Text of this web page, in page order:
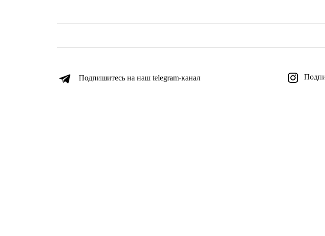
Подпишитесь на наш telegram-канал